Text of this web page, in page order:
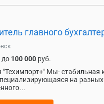
главного
до 100 000 руб.
"Техимпорт+" Мы-
на